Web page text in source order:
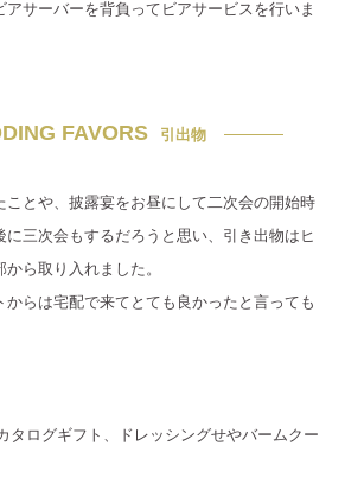
アサーバーを背負ってビアサービスを行いま
FAVORS 引出物
とや、披露宴をお昼にして二次会の開始時
三次会もするだろうと思い、引き出物はヒ
ら取り入れました。
らは宅配で来てとても良かったと言っても
タログギフト、ドレッシングせやバームクー